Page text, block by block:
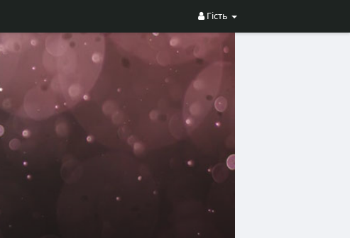
Гість